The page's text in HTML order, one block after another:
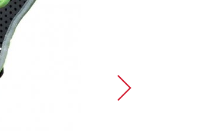
Sportovní lezení